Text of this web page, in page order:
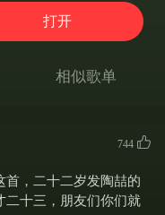
风
爱的生活
打开
相似歌单
744
首，二十二岁发陶喆的
二十三，朋友们你们就